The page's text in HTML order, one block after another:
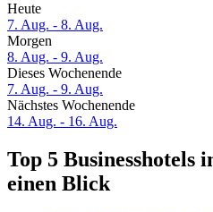
Heute
7. Aug. - 8. Aug.
Morgen
8. Aug. - 9. Aug.
Dieses Wochenende
7. Aug. - 9. Aug.
Nächstes Wochenende
14. Aug. - 16. Aug.
Top 5 Businesshotels
einen Blick